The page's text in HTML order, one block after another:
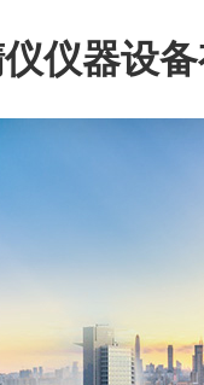
仪器设